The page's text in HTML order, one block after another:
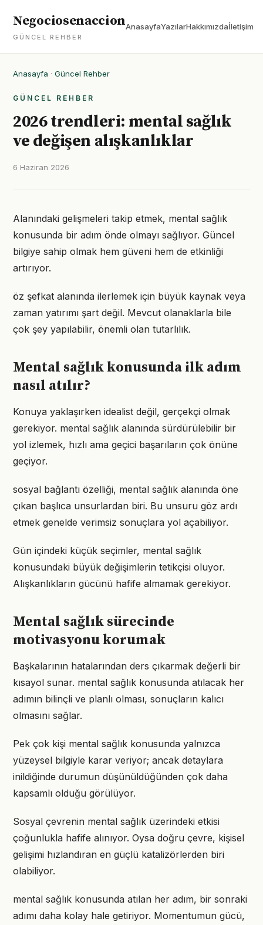
Negociosenaccion
GÜNCEL REHBER
AnasayfaYazılarHakkımızdaİletişim
Anasayfa · Güncel Rehber
GÜNCEL REHBER
2026 trendleri: mental sağlık
ve değişen alışkanlıklar
6 Haziran 2026
Alanındaki gelişmeleri takip etmek, mental sağlık
konusunda bir adım önde olmayı sağlıyor. Güncel
bilgiye sahip olmak hem güveni hem de etkinliği
artırıyor.
öz şefkat alanında ilerlemek için büyük kaynak veya
zaman yatırımı şart değil. Mevcut olanaklarla bile
çok şey yapılabilir, önemli olan tutarlılık.
Mental sağlık konusunda ilk adım
nasıl atılır?
Konuya yaklaşırken idealist değil, gerçekçi olmak
gerekiyor. mental sağlık alanında sürdürülebilir bir
yol izlemek, hızlı ama geçici başarıların çok önüne
geçiyor.
sosyal bağlantı özelliği, mental sağlık alanında öne
çıkan başlıca unsurlardan biri. Bu unsuru göz ardı
etmek genelde verimsiz sonuçlara yol açabiliyor.
Gün içindeki küçük seçimler, mental sağlık
konusundaki büyük değişimlerin tetikçisi oluyor.
Alışkanlıkların gücünü hafife almamak gerekiyor.
Mental sağlık sürecinde
motivasyonu korumak
Başkalarının hatalarından ders çıkarmak değerli bir
kısayol sunar. mental sağlık konusunda atılacak her
adımın bilinçli ve planlı olması, sonuçların kalıcı
olmasını sağlar.
Pek çok kişi mental sağlık konusunda yalnızca
yüzeysel bilgiyle karar veriyor; ancak detaylara
inildiğinde durumun düşünüldüğünden çok daha
kapsamlı olduğu görülüyor.
Sosyal çevrenin mental sağlık üzerindeki etkisi
çoğunlukla hafife alınıyor. Oysa doğru çevre, kişisel
gelişimi hızlandıran en güçlü katalizörlerden biri
olabiliyor.
mental sağlık konusunda atılan her adım, bir sonraki
adımı daha kolay hale getiriyor. Momentumun gücü,